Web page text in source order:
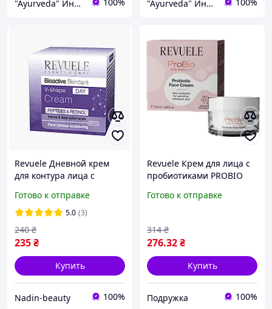
"Ayurveda" Интернет магазин аюрведических товаров из Индии "Ayurveda" Интернет магазин аюрведических товаров из Индии
Revuele Дневной крем
для контура лица с
50 мл
Готово к отправке
5.0 (3)
235₴
240 ₴
Купить
Nadin-beauty 100%
Revuele Крем для лица с
пробиотиками PROBIO
Готово к отправке
276.32₴
314 ₴
Купить
Подружка 100%